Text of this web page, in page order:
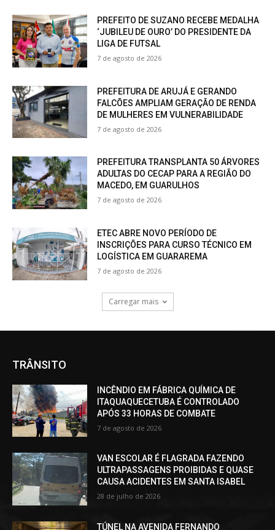
PREFEITO DE SUZANO RECEBE MEDALHA
‘JUBILEU DE OURO’ DO PRESIDENTE DA
LIGA DE FUTSAL
7 de agosto de 2026
PREFEITURA DE ARUJÁ E GERANDO
FALCÕES AMPLIAM GERAÇÃO DE RENDA
DE MULHERES EM VULNERABILIDADE
7 de agosto de 2026
PREFEITURA TRANSPLANTA 50 ÁRVORES
ADULTAS DO CECAP PARA A REGIÃO DO
MACEDO, EM GUARULHOS
7 de agosto de 2026
ETEC ABRE NOVO PERÍODO DE
INSCRIÇÕES PARA CURSO TÉCNICO EM
LOGÍSTICA EM GUARAREMA
7 de agosto de 2026
Carregar mais
TRÂNSITO
INCÊNDIO EM FÁBRICA QUÍMICA DE
ITAQUAQUECETUBA É CONTROLADO
APÓS 33 HORAS DE COMBATE
7 de agosto de 2026
VAN ESCOLAR É FLAGRADA FAZENDO
ULTRAPASSAGENS PROIBIDAS E QUASE
CAUSA ACIDENTES EM SANTA ISABEL
28 de julho de 2026
TÚNEL NA AVENIDA FERNANDO